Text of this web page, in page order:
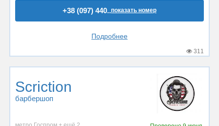
+38 (097) 440..показать номер
Подробнее
311
Scriction
барбершоп